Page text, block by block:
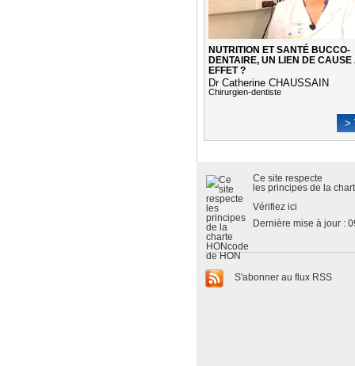
NUTRITION ET SANTÉ BUCCO-
DENTAIRE, UN LIEN DE CAUSE
EFFET ?
Dr Catherine CHAUSSAIN
Chirurgien-dentiste
>
Ce site respecte
les principes de la
Vérifiez ici
Dernière mise à jour :
S'abonner au flux RSS